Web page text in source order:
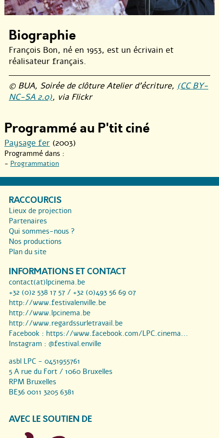
Biographie
François Bon, né en 1953, est un écrivain et
réalisateur français.
© BUA, Soirée de clôture Atelier d’écriture, (CC BY-
NC-SA 2.0), via Flickr
Programmé au P'tit ciné
Paysage fer (2003)
Programmé dans :
- Programmation
RACCOURCIS
Lieux de projection
Partenaires
Qui sommes-nous ?
Nos productions
Plan du site
INFORMATIONS ET CONTACT
contact(at)lpcinema.be
+32 (0)2 538 17 57 / +32 (0)493 56 69 07
http://www.festivalenville.be
http://www.lpcinema.be
http://www.regardssurletravail.be
Facebook : https://www.facebook.com/LPC.cinema...
Instagram : @festival.enville
asbl LPC - 0451955761
5 A rue du Fort / 1060 Bruxelles
RPM Bruxelles
BE36 0011 3205 6381
AVEC LE SOUTIEN DE